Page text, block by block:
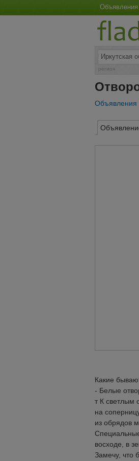
Объявления
регион
Объявления
Какие
- Белые
т К светлым
на
из обрядов
восходе, в
Замечу, что